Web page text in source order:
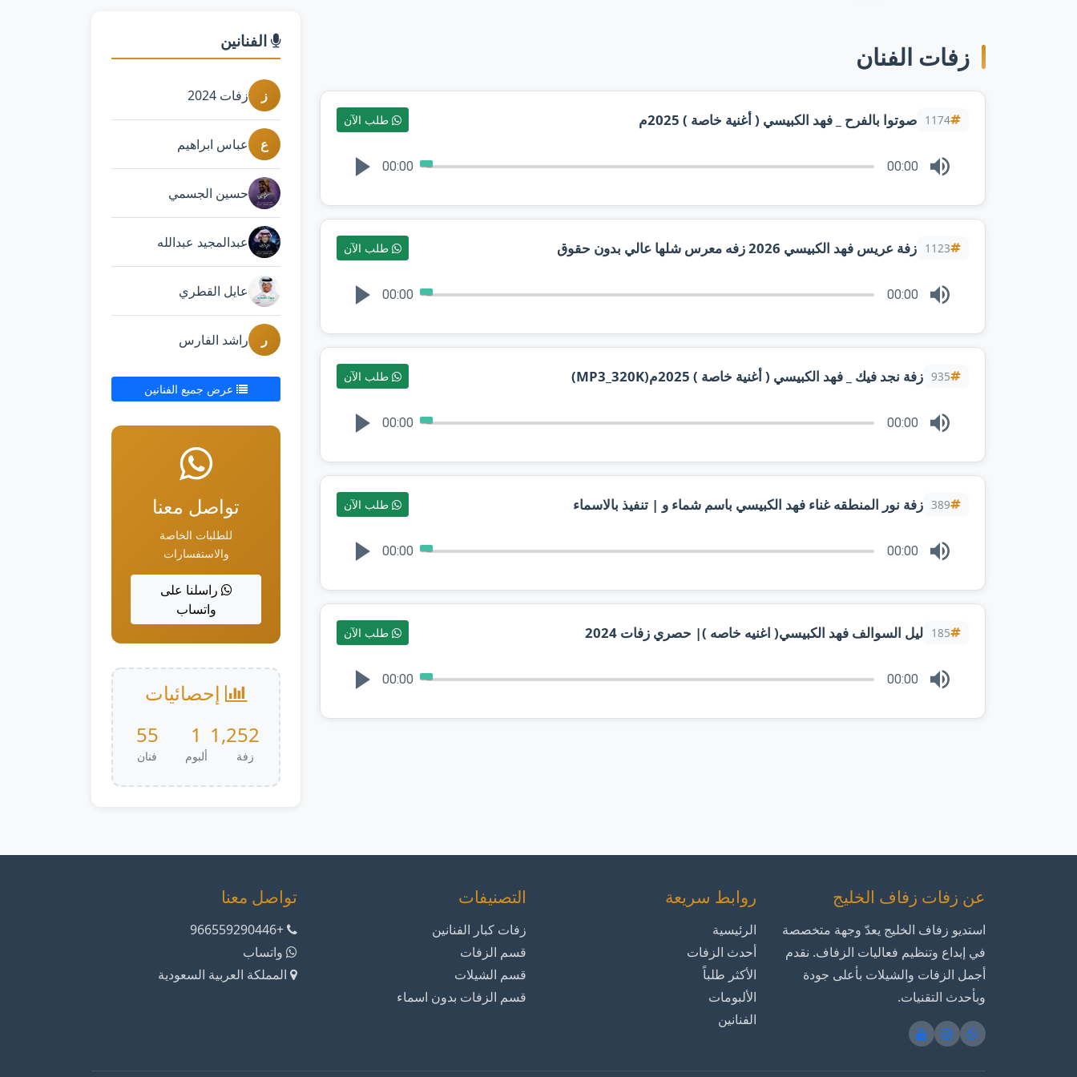
زفات الفنان
1174 صوتوا بالفرح _ فهد الكبيسي ( أغنية خاصة ) 2025م طلب الآن
00:00 00:00
1123 زفة عريس فهد الكبيسي 2026 زفه معرس شلها عالي بدون حقوق طلب الآن
00:00 00:00
935 زفة نجد فيك _ فهد الكبيسي ( أغنية خاصة ) 2025م(MP3_320K) طلب الآن
00:00 00:00
389 زفة نور المنطقه غناء فهد الكبيسي باسم شماء و | تنفيذ بالاسماء طلب الآن
00:00 00:00
185 ليل السوالف فهد الكبيسي( اغنيه خاصه )| حصري زفات 2024 طلب الآن
00:00 00:00
الفنانين
ز زفات 2024
ع عباس ابراهيم
حسين الجسمي
عبدالمجيد عبدالله
عايل القطري
ر راشد الفارس
عرض جميع الفنانين
تواصل معنا
للطلبات الخاصة
والاستفسارات
راسلنا على
واتساب
إحصائيات
1,252
زفة
1
ألبوم
55
فنان
عن زفات زفاف الخليج
استديو زفاف الخليج يعدّ وجهة متخصصة
في إبداع وتنظيم فعاليات الزفاف. نقدم
أجمل الزفات والشيلات بأعلى جودة
وبأحدث التقنيات.
روابط سريعة
الرئيسية
أحدث الزفات
الأكثر طلباً
الألبومات
الفنانين
التصنيفات
زفات كبار الفنانين
قسم الزفات
قسم الشيلات
قسم الزفات بدون اسماء
تواصل معنا
+966559290446
واتساب
المملكة العربية السعودية